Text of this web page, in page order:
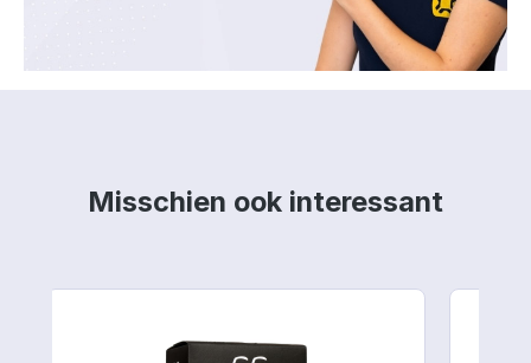
Productgalerij overslaan
Misschien ook interessant